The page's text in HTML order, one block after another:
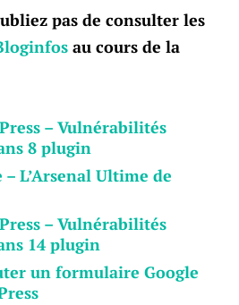
pas de consulter les
au cours de la
– Vulnérabilités
8 plugin
L’Arsenal Ultime de
– Vulnérabilités
14 plugin
un formulaire Google